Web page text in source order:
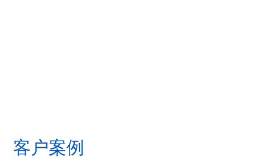
客户案例